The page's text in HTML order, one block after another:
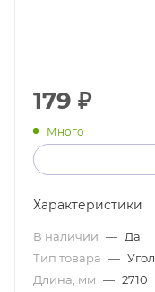
179 ₽
Много
Характеристики
В наличии — Да
Тип товара — Угол
Длина, мм — 2710